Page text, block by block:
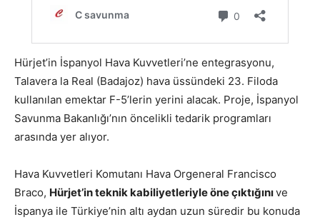
Hürjet’in İspanyol Hava Kuvvetleri’ne entegrasyonu,
Talavera la Real (Badajoz) hava üssündeki 23. Filoda
kullanılan emektar F-5’lerin yerini alacak. Proje, İspanyol
Savunma Bakanlığı’nın öncelikli tedarik programları
arasında yer alıyor.
Hava Kuvvetleri Komutanı Hava Orgeneral Francisco
Braco, Hürjet’in teknik kabiliyetleriyle öne çıktığınıve
İspanya ile Türkiye’nin altı aydan uzun süredir bu konuda